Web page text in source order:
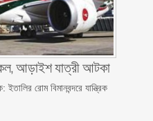
আড়াইশ যাত্রী আটকা
রোম বিমানবন্দরে যান্ত্রিক